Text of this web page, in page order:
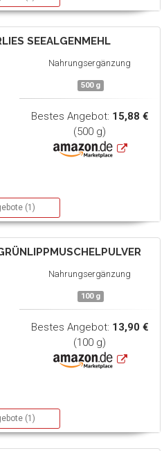
SEEALGENMEHL
Nahrungsergänzung
500 g
Bestes Angebot: 15,88 €
(500 g)
(1)
Nahrungsergänzung
100 g
Bestes Angebot: 13,90 €
(100 g)
(1)